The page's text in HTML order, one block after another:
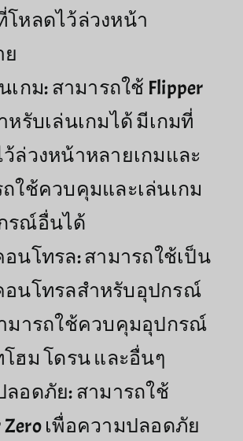
หลดไว้ล่วงหน้า
เกม: สามารถใช้ Flipper
หรับเล่นเกมได้ มีเกมที่
ล่วงหน้าหลายเกมและ
ใช้ควบคุมและเล่นเกม
รณ์อื่นได้
นโทรล: สามารถใช้เป็น
อนโทรลสำหรับอุปกรณ์
มารถใช้ควบคุมอุปกรณ์
ฮม โดรน และอื่นๆ
อดภัย: สามารถใช้
Zero เพื่อความปลอดภัย